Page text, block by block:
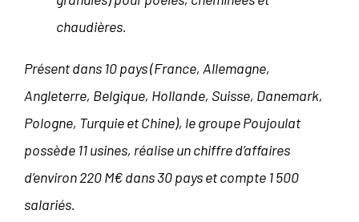
chaudières.
Présent dans 10 pays(France, Allemagne,
Angleterre, Belgique, Hollande, Suisse, Danemark,
Pologne, Turquie et Chine), le groupe Poujoulat
possède 11 usines, réalise unchiffre d’affaires
d’environ 220 M€dans 30 pays et compte 1 500
salariés.